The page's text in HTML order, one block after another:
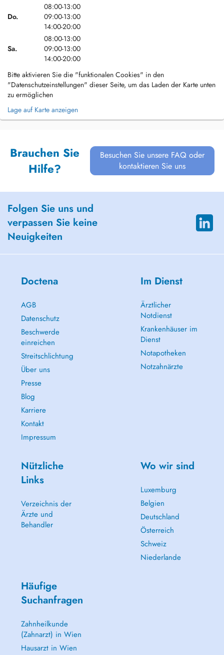
Do.
08:00-13:00
09:00-13:00
14:00-20:00
Sa.
08:00-13:00
09:00-13:00
14:00-20:00
Bitte aktivieren Sie die "funktionalen Cookies" in den
"Datenschutzeinstellungen" dieser Seite, um das Laden der Karte unten
zu ermöglichen
Lage auf Karte anzeigen
Brauchen Sie
Hilfe?
Besuchen Sie unsere FAQ oder
kontaktieren Sie uns
Folgen Sie uns und
verpassen Sie keine
Neuigkeiten
Doctena
AGB
Datenschutz
Beschwerde
einreichen
Streitschlichtung
Über uns
Presse
Blog
Karriere
Kontakt
Impressum
Im Dienst
Ärztlicher
Notdienst
Krankenhäuser im
Dienst
Notapotheken
Notzahnärzte
Nützliche
Links
Verzeichnis der
Ärzte und
Behandler
Wo wir sind
Luxemburg
Belgien
Deutschland
Österreich
Schweiz
Niederlande
Häufige
Suchanfragen
Zahnheilkunde
(Zahnarzt) in Wien
Hausarzt in Wien